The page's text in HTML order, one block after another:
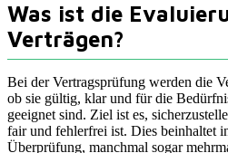
Was ist die
Verträgen?
Bei der Vertragsprüfung werden die
ob sie gültig, klar und für die
geeignet sind. Ziel ist es,
fair und fehlerfrei ist. Dies beinhaltet
Überprüfung, manchmal sogar